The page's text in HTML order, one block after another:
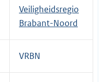
Veiligheidsregio
Brabant-Noord
VRBN